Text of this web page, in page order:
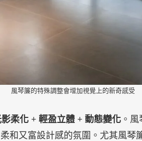
風琴簾的特殊調整會增加視覺上的新奇感受
柔化 + 輕盈立體 + 動態變化 。
和又富設計感的氛圍。尤其風琴